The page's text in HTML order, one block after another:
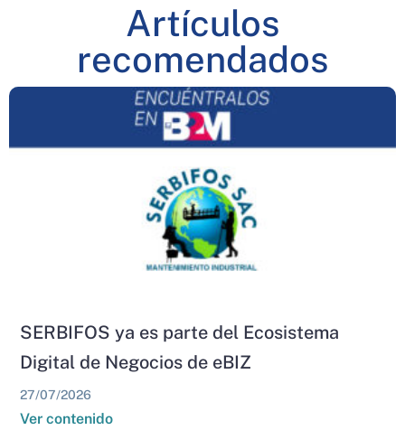
Artículos
recomendados
SERBIFOS ya es parte del Ecosistema
Digital de Negocios de eBIZ
27/07/2026
Ver contenido